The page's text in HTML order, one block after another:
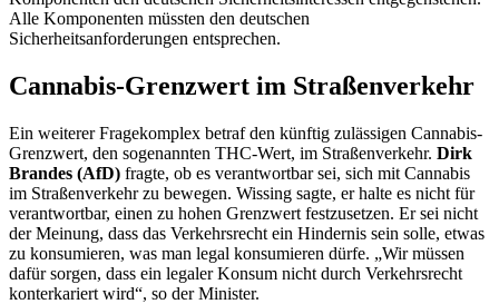
Alle Komponenten müssten den deutschen
Sicherheitsanforderungen entsprechen.
Cannabis-Grenzwert im Straßenverkehr
Ein weiterer Fragekomplex betraf den künftig zulässigen Cannabis-
Grenzwert, den sogenannten THC-Wert, im Straßenverkehr. Dirk
Brandes (AfD) fragte, ob es verantwortbar sei, sich mit Cannabis
im Straßenverkehr zu bewegen. Wissing sagte, er halte es nicht für
verantwortbar, einen zu hohen Grenzwert festzusetzen. Er sei nicht
der Meinung, dass das Verkehrsrecht ein Hindernis sein solle, etwas
zu konsumieren, was man legal konsumieren dürfe. „Wir müssen
dafür sorgen, dass ein legaler Konsum nicht durch Verkehrsrecht
konterkariert wird“, so der Minister.